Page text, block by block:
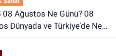
Dünyada ve Türkiye’de Ne
08 Ağustos Ne Burcu?